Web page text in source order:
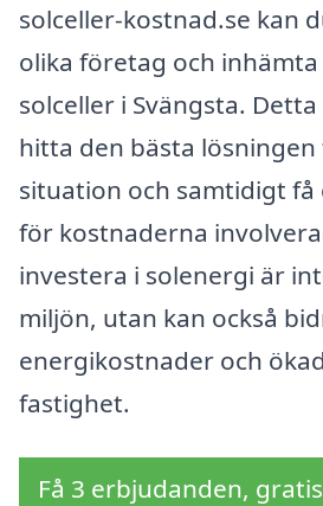
solceller-kostnad.se kan
olika företag och
solceller i Svängsta.
hitta den bästa
situation och samtidigt få
för kostnaderna
investera i solenergi är
miljön, utan kan också
energikostnader och
fastighet.
Få 3 erbjudanden,